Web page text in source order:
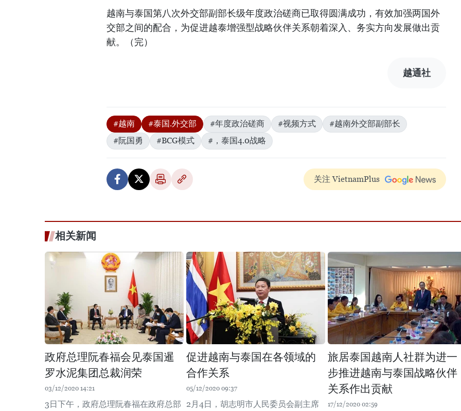
越南与泰国第八次外交部副部长级年度政治磋商已取得圆满成功，有效加强两国外
交部之间的配合，为促进越泰增强型战略伙伴关系朝着深入、务实方向发展做出贡
献。（完）
越通社
#越南 #泰国.外交部 #年度政治磋商 #视频方式
#越南外交部副部长
#阮国勇
#BCG模式 #，泰国4.0战略
关注 VietnamPlus
相关新闻
政府总理阮春福会见泰国暹
罗水泥集团总裁润荣
03/12/2020 14:21
3日下午，政府总理阮春福在政府总部
促进越南与泰国在各领域的
合作关系
05/12/2020 09:37
2月4日，胡志明市人民委员会副主席
旅居泰国越南人社群为进一
步推进越南与泰国战略伙伴
关系作出贡献
17/12/2020 02:59